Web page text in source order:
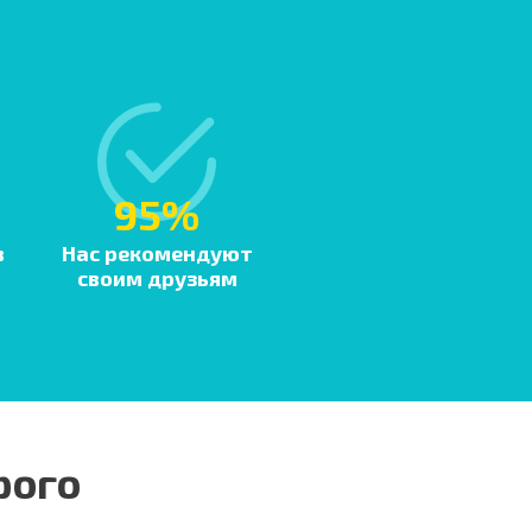
95%
Нас рекомендуют
своим друзьям